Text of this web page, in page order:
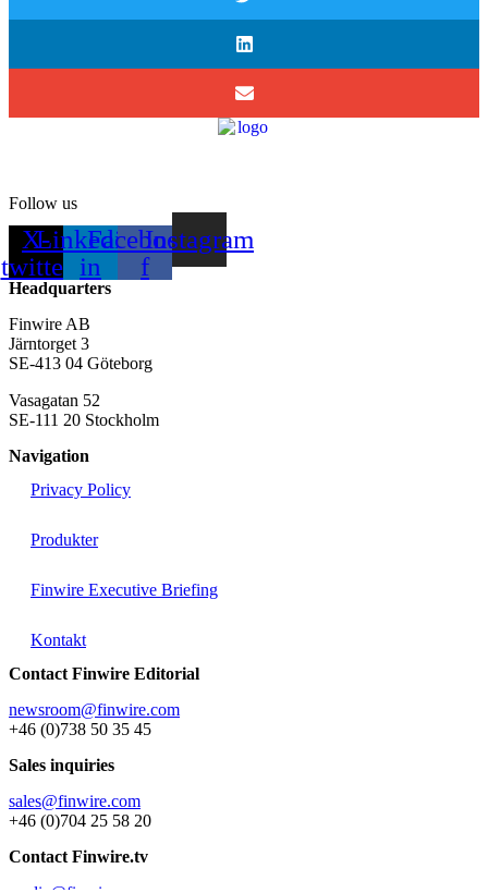
Follow us
X-
twitter
Linkedin-
in
Facebook-
f
Instagram
Headquarters
Finwire AB
Järntorget 3
SE-413 04 Göteborg
Vasagatan 52
SE-111 20 Stockholm
Navigation
Privacy Policy
Produkter
Finwire Executive Briefing
Kontakt
Contact Finwire Editorial
newsroom@finwire.com
+46 (0)738 50 35 45
Sales inquiries
sales@finwire.com
+46 (0)704 25 58 20
Contact Finwire.tv